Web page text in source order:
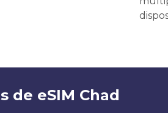
de eSIM Chad